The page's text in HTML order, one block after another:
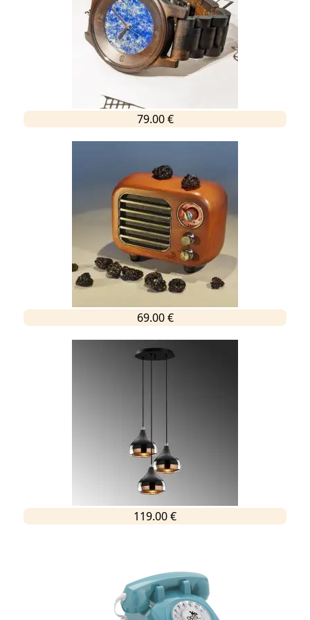
79.00 €
69.00 €
119.00 €